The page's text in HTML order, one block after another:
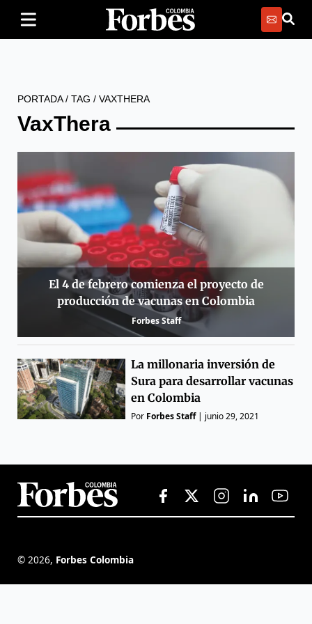
PORTADA/ TAG / VAXTHERA
VaxThera
El 4 de febrero comienza el proyecto de
producción de vacunas en Colombia
Forbes Staff
La millonaria inversión de
Sura para desarrollar vacunas
en Colombia
Por Forbes Staff| junio 29, 2021
© 2026, Forbes Colombia